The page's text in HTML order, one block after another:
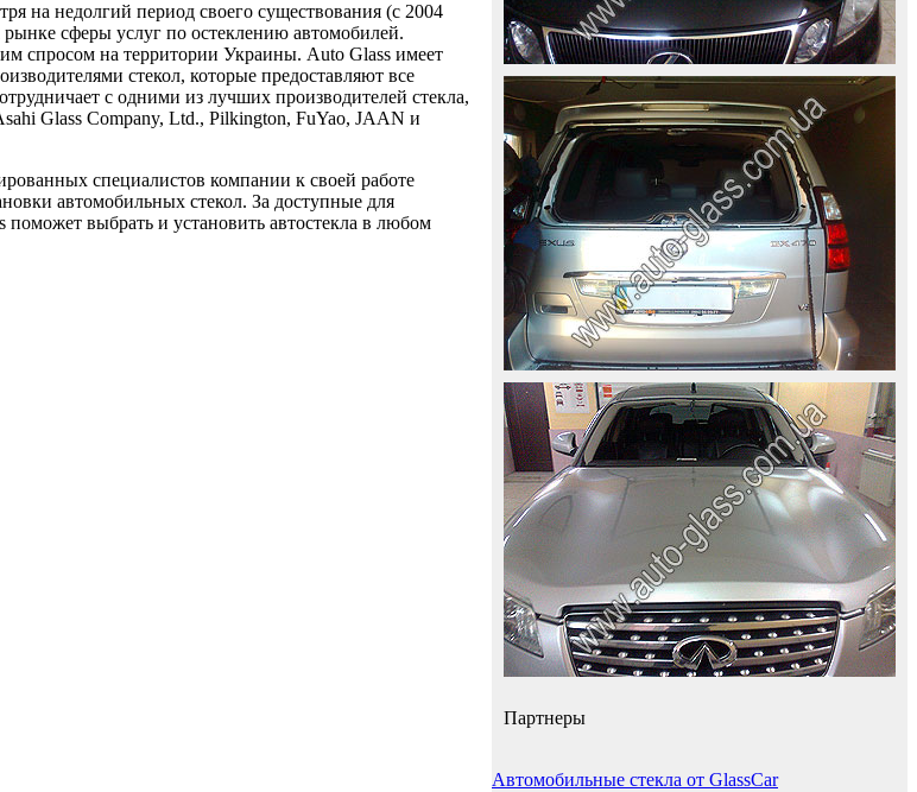
на недолгий период своего существования (с 2004
сферы услуг по остеклению автомобилей.
спросом на территории Украины. Auto Glass имеет
стекол, которые предоставляют все
с одними из лучших производителей стекла,
Glass Company, Ltd., Pilkington, FuYao, JAAN и
специалистов компании к своей работе
автомобильных стекол. За доступные для
выбрать и установить автостекла в любом
Партнеры
Автомобильные стекла от GlassCar